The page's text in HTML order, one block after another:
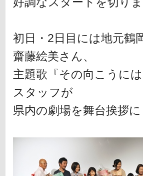
初日・2日目には地元鶴
齋藤絵美さん、
主題歌『その向こうに
スタッフが
県内の劇場を舞台挨拶